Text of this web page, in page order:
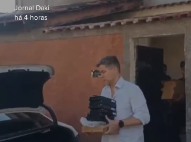
Jornal Daki
há 4 horas